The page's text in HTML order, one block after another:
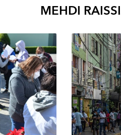
MEHDI RAISSI